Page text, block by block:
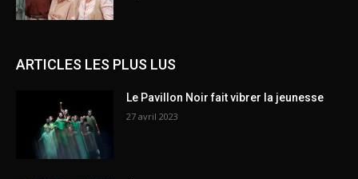
ARTICLES LES PLUS LUS
Le Pavillon Noir fait vibrer la jeunesse
27 avril 2023